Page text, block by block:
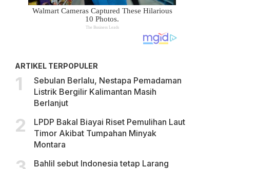
ARTIKEL TERPOPULER
Sebulan Berlalu, Nestapa Pemadaman
Listrik Bergilir Kalimantan Masih
Berlanjut
LPDP Bakal Biayai Riset Pemulihan Laut
Timor Akibat Tumpahan Minyak
Montara
Bahlil sebut Indonesia tetap Larang